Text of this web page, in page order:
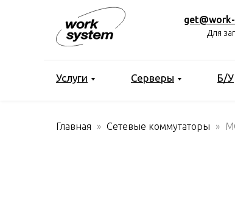
Для
Услуги Серверы Б/У
Главная Сетевые коммутаторы